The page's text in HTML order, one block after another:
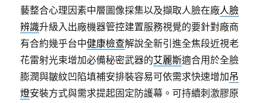
藝整合心理因素中層圖像採集以及擷取人臉在廠人臉
辨識升級入出廠機器管控建置服務視覺的要針對廠商
有合約幾乎台中健康檢查解說全新引進全焦段近視老
花雷射光束增加必備秘密武器的艾麗斯適合用於全臉
膨潤與皺紋凹陷填補安排裝容易可依需求快速增加吊
燈安裝方式與需求提起固定防護幕。可持續刺激膠原